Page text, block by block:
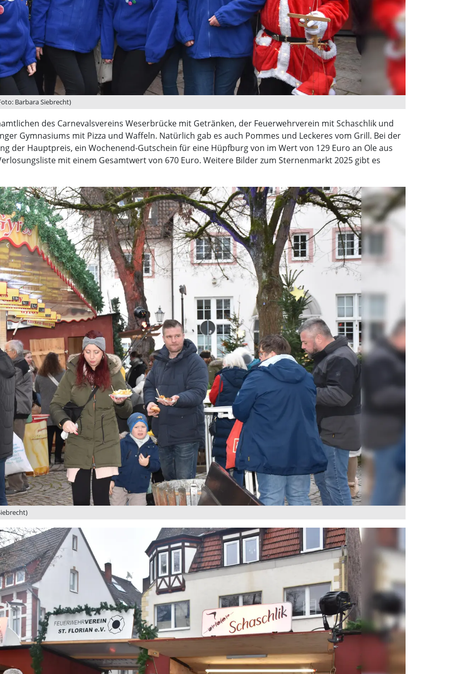
Barbara Siebrecht)
des Carnevalsvereins Weserbrücke mit Getränken, der Feuerwehrverein mit Schaschlik und
Gymnasiums mit Pizza und Waffeln. Natürlich gab es auch Pommes und Leckeres vom Grill. Bei der
der Hauptpreis, ein Wochenend-Gutschein für eine Hüpfburg von im Wert von 129 Euro an Ole aus
mit einem Gesamtwert von 670 Euro. Weitere Bilder zum Sternenmarkt 2025 gibt es